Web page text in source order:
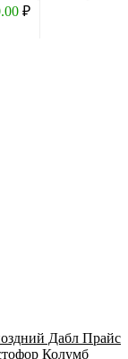
₽
Дабл Прайс
Колумб